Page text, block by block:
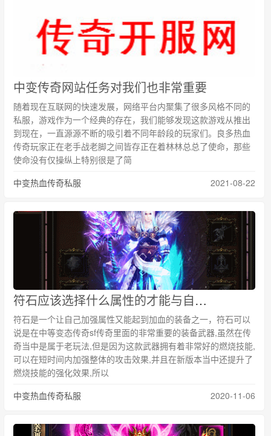
中变传奇网站任务对我们也非常重要
随着现在互联网的快速发展，网络平台内聚集了很多风格不同的
私服，游戏作为一个经典的存在，我们能够发现这款游戏从推出
到现在，一直源源不断的吸引着不同年龄段的玩家们。良多热血
传奇玩家正在老手战老脚之间皆存正在着林林总总了使命，那些
使命没有仅操纵上特别很是了简
中变热血传奇私服
2021-08-22
符石应该选择什么属性的才能与自身的职业匹配到最佳的属性攻击
符石是一个让自己加强属性又能起到加血的装备之一，符石可以
说是在中等变态传奇sf传奇里面的非常重要的装备武器,虽然在传
奇当中是属于老玩法,但是因为这款武器拥有着非常好的燃烧技能,
可以在短时间内加强整体的攻击效果,并且在新版本当中还提升了
燃烧技能的强化效果,所以
中变热血传奇私服
2020-11-06